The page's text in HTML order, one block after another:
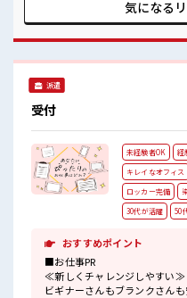
相談できる、 派遣のお仕事です！ ■
レッシュ！ 持ち物
職場♪ 高収入もバッ
気になる
派遣
受付
未経験者OK 経
キレイなオフィス
ロッカー完備
30代が活躍
50
おすすめポイント
■お仕事PR
≪新しくチャレンジしやすい≫
ビギナーさんもブランクさん